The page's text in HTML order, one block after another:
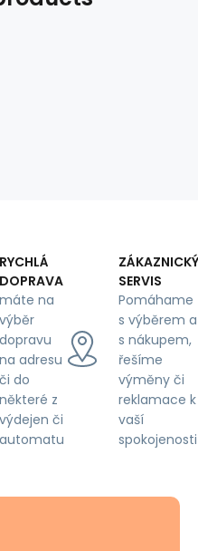
RYCHLÁ
DOPRAVA
máte na
výběr
dopravu
na adresu
či do
některé z
výdejen či
automatu
ZÁKAZNICKÝ
SERVIS
Pomáhame
s výběrem a
s nákupem,
řešíme
výměny či
reklamace k
vaší
spokojenosti